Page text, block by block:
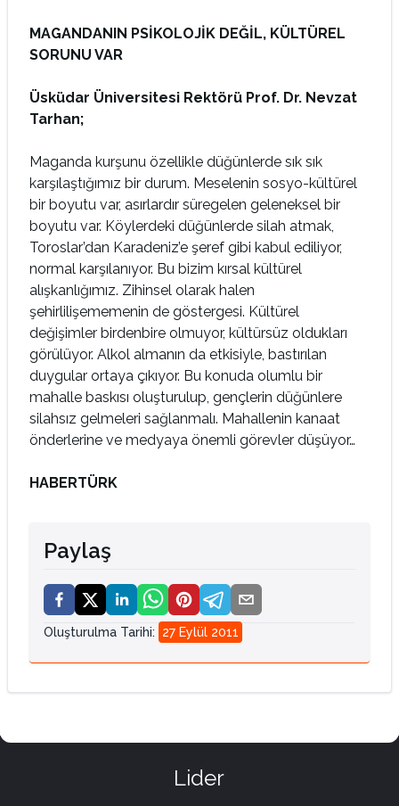
MAGANDANIN PSİKOLOJİK DEĞİL, KÜLTÜREL
SORUNU VAR
Üsküdar Üniversitesi Rektörü Prof. Dr. Nevzat
Tarhan;
Maganda kurşunu özellikle düğünlerde sık sık
karşılaştığımız bir durum. Meselenin sosyo-kültürel
bir boyutu var, asırlardır süregelen geleneksel bir
boyutu var. Köylerdeki düğünlerde silah atmak,
Toroslar’dan Karadeniz’e şeref gibi kabul ediliyor,
normal karşılanıyor. Bu bizim kırsal kültürel
alışkanlığımız. Zihinsel olarak halen
şehirlilişememenin de göstergesi. Kültürel
değişimler birdenbire olmuyor, kültürsüz oldukları
görülüyor. Alkol almanın da etkisiyle, bastırılan
duygular ortaya çıkıyor. Bu konuda olumlu bir
mahalle baskısı oluşturulup, gençlerin düğünlere
silahsız gelmeleri sağlanmalı. Mahallenin kanaat
önderlerine ve medyaya önemli görevler düşüyor…
HABERTÜRK
Paylaş
Oluşturulma Tarihi: 27 Eylül 2011
Lider